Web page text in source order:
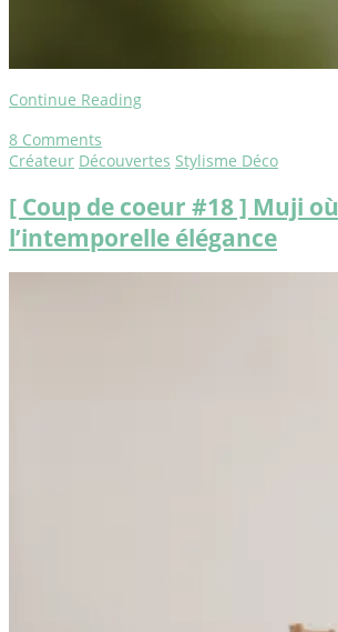
Continue Reading
8 Comments
Créateur Découvertes Stylisme Déco
[ Coup de coeur #18 ] Muji où
l’intemporelle élégance